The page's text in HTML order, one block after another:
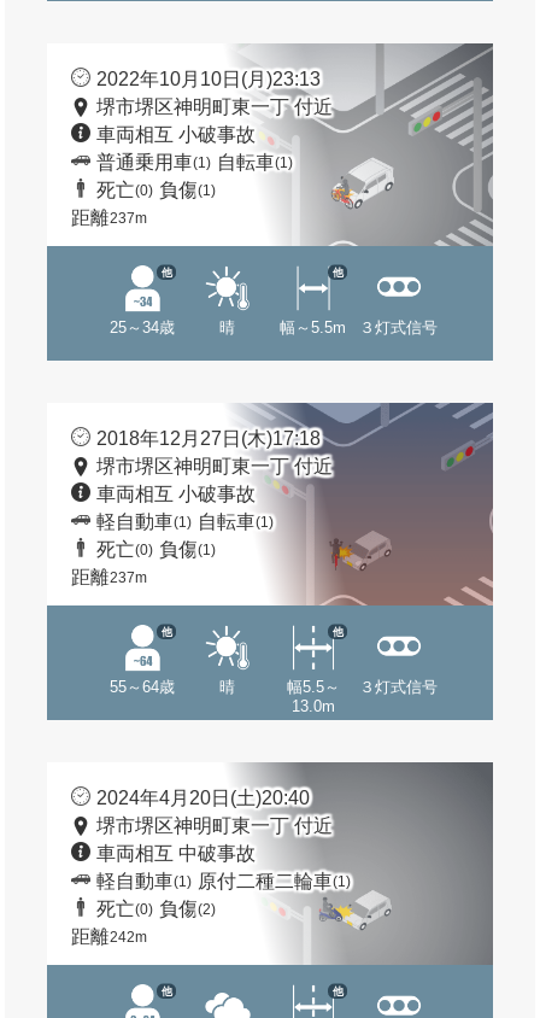
2022年10月10日(月)23:13
堺市堺区神明町東一丁 付近
車両相互 小破事故
普通乗用車(1) 自転車(1)
死亡(0) 負傷(1)
距離237m
25～34歳
他
晴 幅～5.5m
他
３灯式信号
2018年12月27日(木)17:18
堺市堺区神明町東一丁 付近
車両相互 小破事故
軽自動車(1) 自転車(1)
死亡(0) 負傷(1)
距離237m
55～64歳
他
晴
幅5.5～
13.0m
他
３灯式信号
2024年4月20日(土)20:40
堺市堺区神明町東一丁 付近
車両相互 中破事故
軽自動車(1) 原付二種二輪車(1)
死亡(0) 負傷(2)
距離242m
他 他